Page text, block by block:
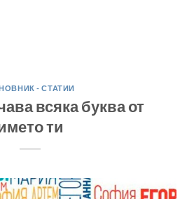
- СТАТИИ
всяка буква от
ти